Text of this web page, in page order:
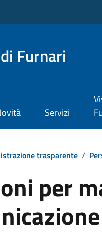
Furnari
Servizi
trasparente /
per